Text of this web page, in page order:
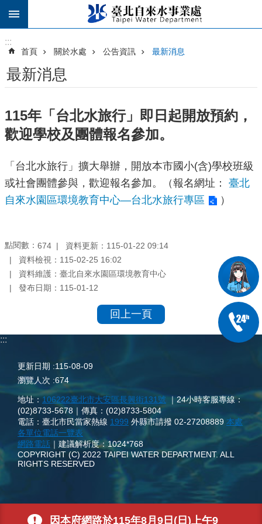
跳到主要內容區塊
因本府網路於115年8月9日(日)上午9
:::
首頁 關於水處 公告資訊 最新消息
最新消息
115年「台北水旅行」即日起開放預約，
歡迎學校及團體報名參加。
「台北水旅行」擴大舉辦，開放本市國小(含)學校班級
或社會團體參與，歡迎報名參加。（報名網址： 臺北
自來水園區環境教育中心—台北水旅行專區
）
點閱數： 674
資料更新：115-01-22 09:14
資料檢視：115-02-25 16:02
資料維護：臺北自來水園區環境教育中心
發布日期：115-01-12
回上一頁
:::
更新日期
115-08-09
瀏覽人次 674
地址： 106222臺北市大安區長興街131號 ｜24小時客服專線：
(02)8733-5678｜傳真：(02)8733-5804
電話：臺北市民當家熱線 1999 外縣市請撥 02-27208889 本處
各單位電話一覽表
網路電話 ｜建議解析度：1024*768
COPYRIGHT (C) 2022 TAIPEI WATER DEPARTMENT. ALL
RIGHTS RESERVED